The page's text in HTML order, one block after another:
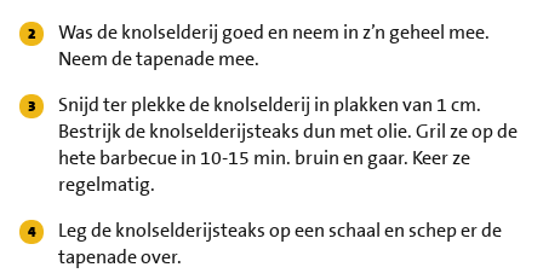
Was de knolselderij goed en neem in z’n geheel mee.
Neem de tapenade mee.
Snijd ter plekke de knolselderij in plakken van 1 cm.
Bestrijk de knolselderijsteaks dun met olie. Gril ze op de
hete barbecue in 10-15 min. bruin en gaar. Keer ze
regelmatig.
Leg de knolselderijsteaks op een schaal en schep er de
tapenade over.